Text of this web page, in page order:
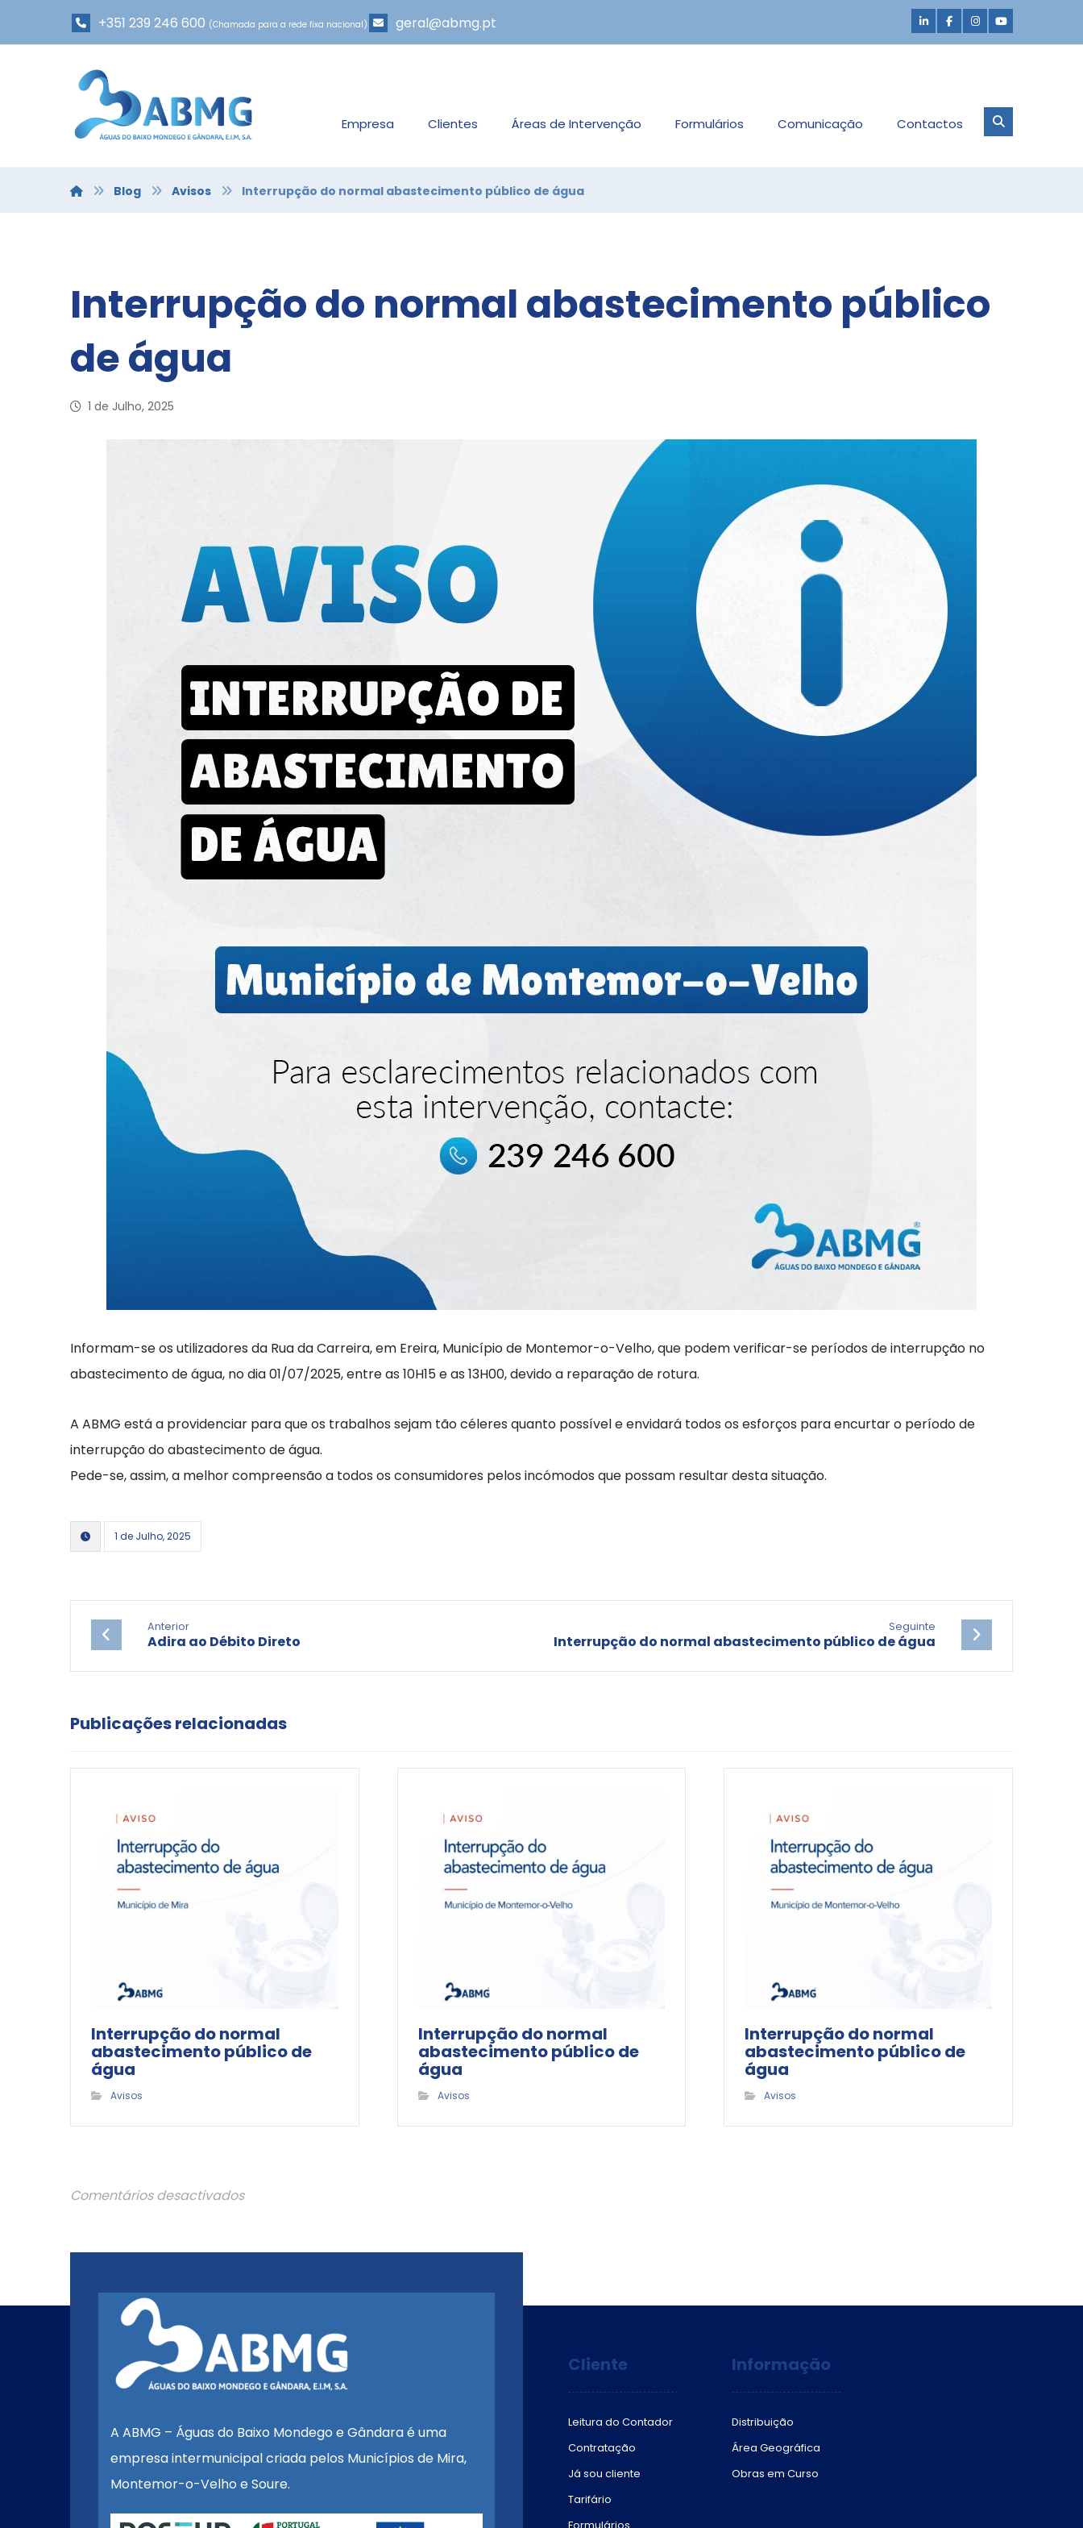
+351 239 246 600 (Chamada para a rede fixa nacional) geral@abmg.pt
Empresa Clientes Áreas de Intervenção Formulários Comunicação Contactos
Blog Avisos Interrupção do normal abastecimento público de água
Interrupção do normal abastecimento público
de água
1 de Julho, 2025
Informam-se os utilizadores da Rua da Carreira, em Ereira, Município de Montemor-o-Velho, que podem verificar-se períodos de interrupção no
abastecimento de água, no dia 01/07/2025, entre as 10H15 e as 13H00, devido a reparação de rotura.
A ABMG está a providenciar para que os trabalhos sejam tão céleres quanto possível e envidará todos os esforços para encurtar o período de
interrupção do abastecimento de água.
Pede-se, assim, a melhor compreensão a todos os consumidores pelos incómodos que possam resultar desta situação.
1 de Julho, 2025
Anterior
Adira ao Débito Direto
Seguinte
Interrupção do normal abastecimento público de água
Publicações relacionadas
Interrupção do normal
abastecimento público de
água
Avisos
Interrupção do normal
abastecimento público de
água
Avisos
Interrupção do normal
abastecimento público de
água
Avisos
Comentários desactivados
A ABMG – Águas do Baixo Mondego e Gândara é uma
empresa intermunicipal criada pelos Municípios de Mira,
Montemor-o-Velho e Soure.
Cliente
Leitura do Contador
Contratação
Já sou cliente
Tarifário
Formulários
Informação
Distribuição
Área Geográfica
Obras em Curso